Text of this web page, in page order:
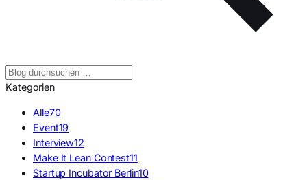
Kategorien
Alle70
Event19
Interview12
Make It Lean Contest11
Startup Incubator Berlin10